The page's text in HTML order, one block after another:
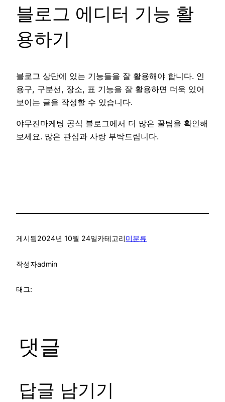
블로그 에디터 기능 활
용하기
블로그 상단에 있는 기능들을 잘 활용해야 합니다. 인
용구, 구분선, 장소, 표 기능을 잘 활용하면 더욱 있어
보이는 글을 작성할 수 있습니다.
야무진마케팅 공식 블로그에서 더 많은 꿀팁을 확인해
보세요. 많은 관심과 사랑 부탁드립니다.
게시됨2024년 10월 24일카테고리미분류
작성자admin
태그:
댓글
답글 남기기